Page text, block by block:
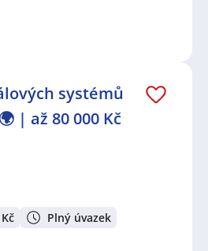
systémů
| až 80 000 Kč
Plný úvazek